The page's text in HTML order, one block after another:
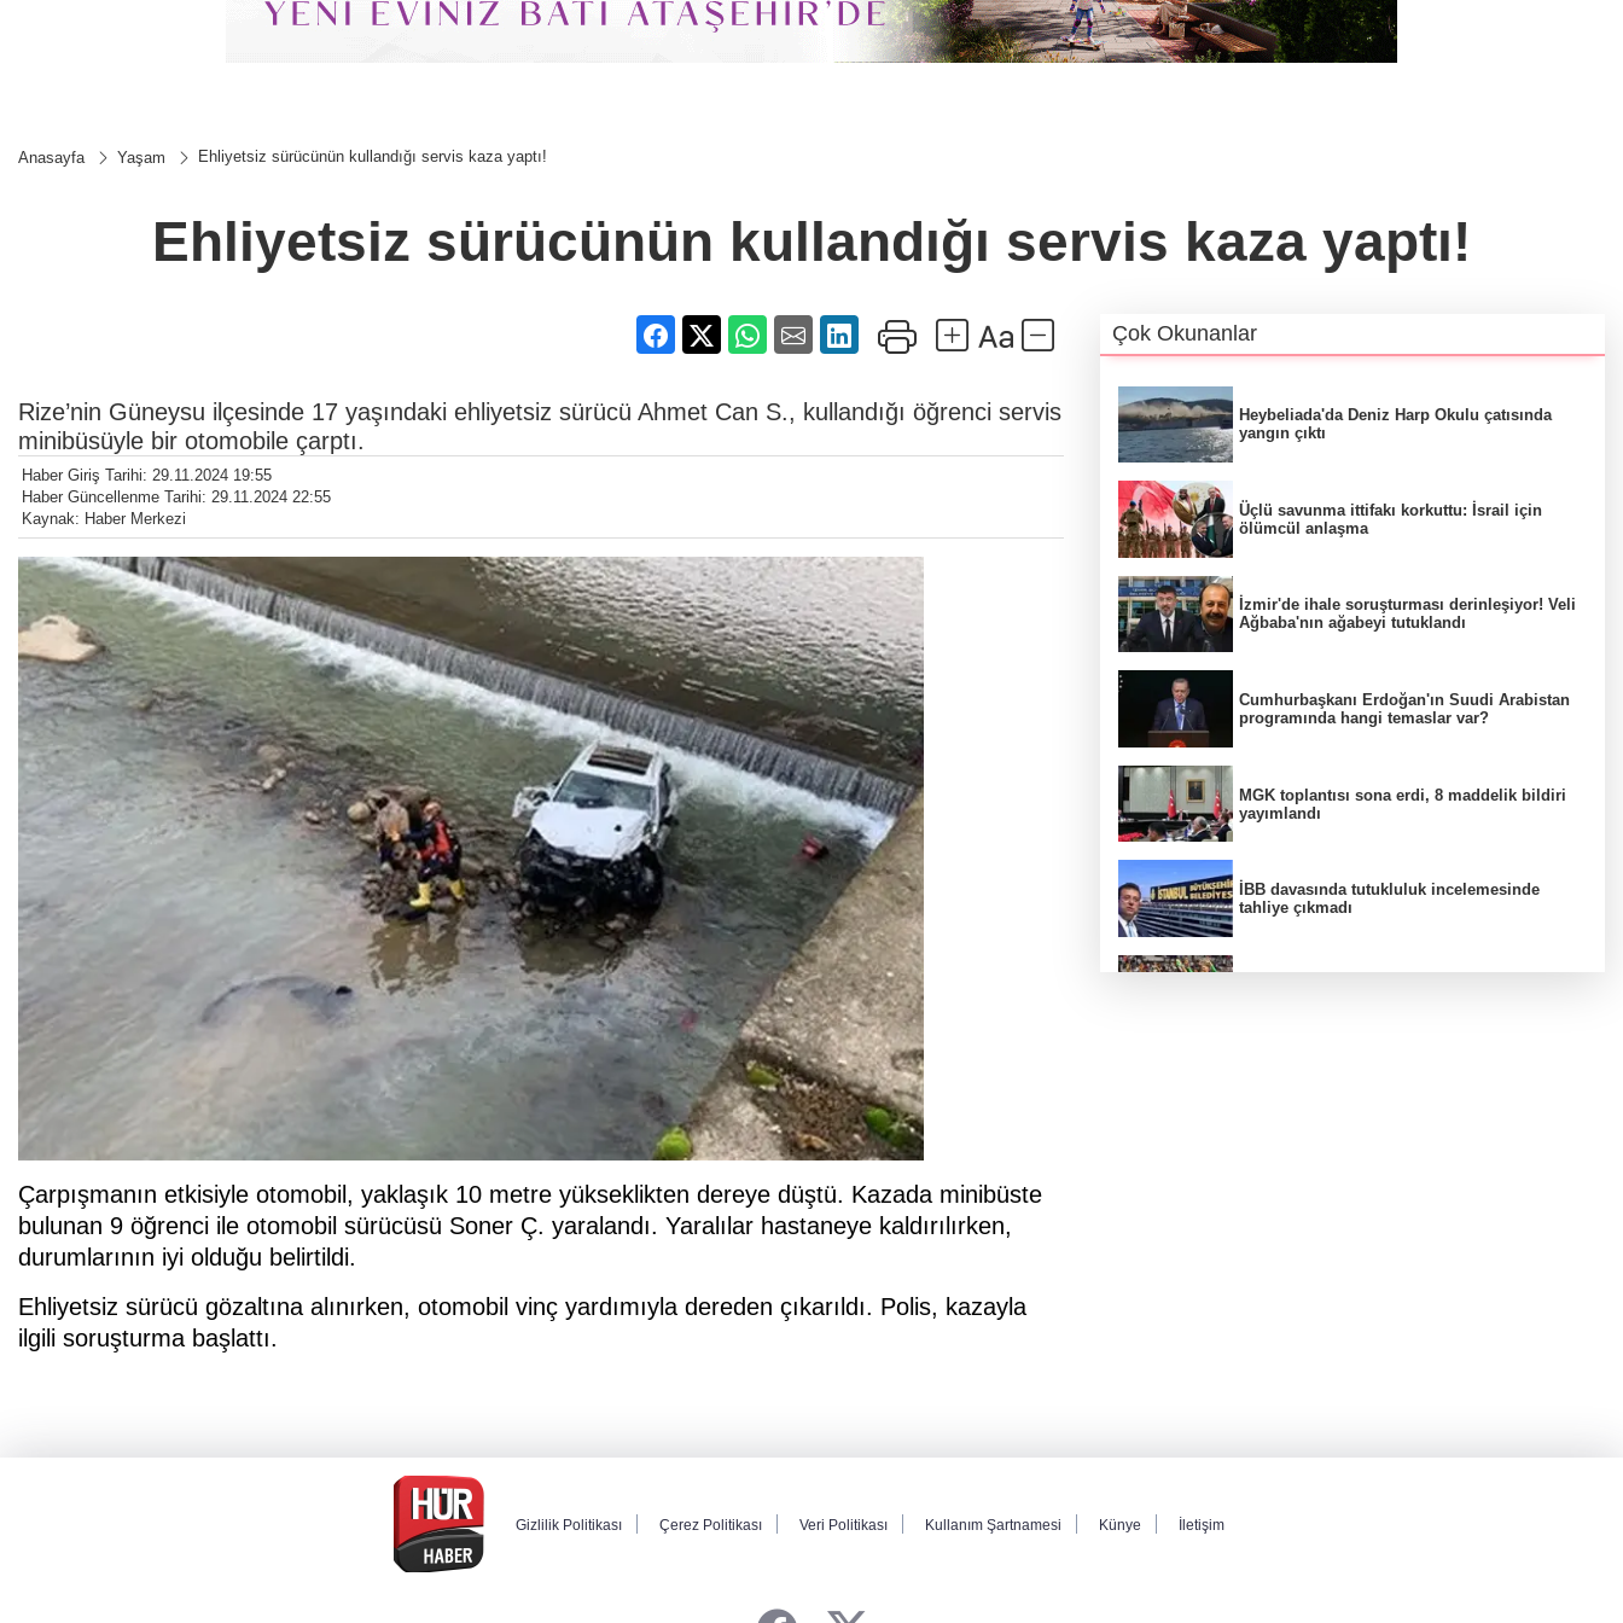
Anasayfa Yaşam Ehliyetsiz sürücünün kullandığı servis kaza yaptı!
Ehliyetsiz sürücünün kullandığı servis kaza yaptı!
Rize’nin Güneysu ilçesinde 17 yaşındaki ehliyetsiz sürücü Ahmet Can S., kullandığı öğrenci servis
minibüsüyle bir otomobile çarptı.
Haber Giriş Tarihi: 29.11.2024 19:55
Haber Güncellenme Tarihi: 29.11.2024 22:55
Kaynak: Haber Merkezi
Çarpışmanın etkisiyle otomobil, yaklaşık 10 metre yükseklikten dereye düştü. Kazada minibüste
bulunan 9 öğrenci ile otomobil sürücüsü Soner Ç. yaralandı. Yaralılar hastaneye kaldırılırken,
durumlarının iyi olduğu belirtildi.
Ehliyetsiz sürücü gözaltına alınırken, otomobil vinç yardımıyla dereden çıkarıldı. Polis, kazayla
ilgili soruşturma başlattı.
Çok Okunanlar
Heybeliada'da Deniz Harp Okulu çatısında
yangın çıktı
Üçlü savunma ittifakı korkuttu: İsrail için
ölümcül anlaşma
İzmir'de ihale soruşturması derinleşiyor! Veli
Ağbaba'nın ağabeyi tutuklandı
Cumhurbaşkanı Erdoğan'ın Suudi Arabistan
programında hangi temaslar var?
MGK toplantısı sona erdi, 8 maddelik bildiri
yayımlandı
İBB davasında tutukluluk incelemesinde
tahliye çıkmadı
Gizlilik Politikası Çerez Politikası Veri Politikası Kullanım Şartnamesi Künye İletişim